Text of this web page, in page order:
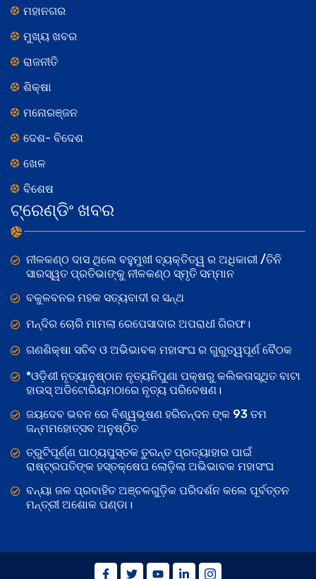
ମହାନଗର
ମୁଖ୍ୟ ଖବର
ରାଜନୀତି
ଶିକ୍ଷା
ମନୋରଞ୍ଜନ
ଦେଶ- ବିଦେଶ
ଖେଳ
ବିଶେଷ
ଟ୍ରେଣ୍ଡିଂ ଖବର
ନୀଳକଣ୍ଠ ଦାସ ଥିଲେ ବହୁମୁଖୀ ବ୍ୟକ୍ତିତ୍ୱ ର ଅଧିକାରୀ /ତିନି
ସାରସ୍ୱତ ପ୍ରତିଭାଙ୍କୁ ନୀଳକଣ୍ଠ ସ୍ମୃତି ସମ୍ମାନ
ବକୁଳବନର ମହକ ସତ୍ୟବାଦୀ ର ସନ୍ଥ
ମନ୍ଦିର ଚୋରି ମାମଲା ରେପେସାଦାର ଅପରାଧୀ ଗିରଫ।
ଗଣଶିକ୍ଷା ସଚିବ ଓ ଅଭିଭାବକ ମହାସଂଘ ର ଗୁରୁତ୍ୱପୂର୍ଣ ବୈଠକ
*ଓଡ଼ିଶୀ ନୃତ୍ୟାନୁଷ୍ଠାନ ନୃତ୍ୟନିପୁଣା ପକ୍ଷରୁ କଲିକତାସ୍ଥିତ ବାଟା
ହାଉସ୍ ଅଡିଟୋରିୟମଠାରେ ନୃତ୍ୟ ପରିବେଷଣ।
ଜୟଦେବ ଭବନ ରେ ବିଶ୍ୱଭୂଷଣ ହରିଚନ୍ଦନ ଙ୍କ 93 ତମ
ଜନ୍ମମହୋତ୍ସବ ଅନୁଷ୍ଠିତ
ତ୍ରୁଟିପୂର୍ଣ୍ଣ ପାଠ୍ୟପୁସ୍ତକ ତୁରନ୍ତ ପ୍ରତ୍ୟାହାର ପାଇଁ
ରାଷ୍ଟ୍ରପତିଙ୍କ ହସ୍ତକ୍ଷେପ ଲୋଡ଼ିଲା ଅଭିଭାବକ ମହାସଂଘ
ବନ୍ୟା ଜଳ ପ୍ରବାହିତ ଅଞ୍ଚଳଗୁଡ଼ିକ ପରିଦର୍ଶନ କଲେ ପୂର୍ବତ୍ତନ
ମନ୍ତ୍ରୀ ଅଶୋକ ପଣ୍ଡା।